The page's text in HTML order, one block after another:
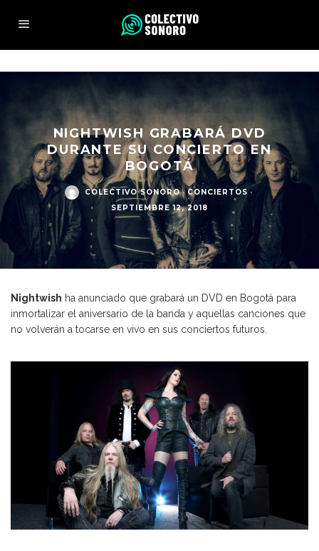
NIGHTWISH GRABARÁ DVD
DURANTE SU CONCIERTO EN
BOGOTÁ
COLECTIVO SONORO · CONCIERTOS ·
SEPTIEMBRE 12, 2018
Nightwish ha anunciado que grabará un DVD en Bogotá para
inmortalizar el aniversario de la banda y aquellas canciones que
no volverán a tocarse en vivo en sus conciertos futuros.